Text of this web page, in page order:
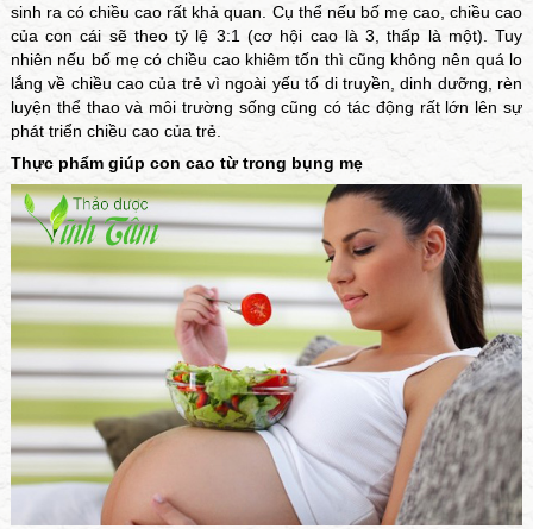
sinh ra có chiều cao rất khả quan. Cụ thể nếu bố mẹ cao, chiều cao
của con cái sẽ theo tỷ lệ 3:1 (cơ hội cao là 3, thấp là một). Tuy
nhiên nếu bố mẹ có chiều cao khiêm tốn thì cũng không nên quá lo
lắng về chiều cao của trẻ vì ngoài yếu tố di truyền, dinh dưỡng, rèn
luyện thể thao và môi trường sống cũng có tác động rất lớn lên sự
phát triển chiều cao của trẻ.
Thực phẩm giúp con cao từ trong bụng mẹ